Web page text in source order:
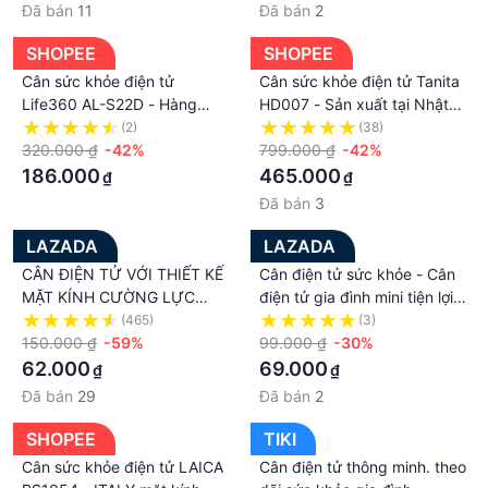
- Màu sắc sang trọng, kiểu dáng đẹp.
- Có 4 cảm biến ở bốn góc cân tăng độ chính xác
lên mức cao nhất.
- Trọng lượng hiển thị 0 - 180kg.
- Dung sai như sau: 1-50kg (+-0,3kg)
50-100 (+-0,4kg)
100-180 (+-0,5kg)
- Máy sẽ tự động tắt trong khoảng 6 giây khi
không sử dụng
- Máy sẽ hiện sẵn sàng cân khi chúng ta bước
chân lên.
- Màu sắc ngẫu nhiên
- Sử dụng 2 pin tiểu AA
- Hiển thị: Đồng hồ hiển thị số điện tử kèm thông
báo nhiệt độ phòng
- 2 chế độ: Poud và Kg (thay đổi bằng khe bấm bên
mặt dưới cân). Sẽ hiện thông báo LO khi pin yếu,
Đã bán 11
Đã bán 2
SHOPEE
Cân sức khỏe điện tử
Life360 AL-S22D - Hàng
Chính Hãng
(2)
320.000 ₫ -42%
186.000₫
SHOPEE
Cân sức khỏe điện tử Tanita
HD007 - Sản xuất tại Nhật
Bản
(38)
799.000 ₫ -42%
465.000₫
Đã bán 3
LAZADA
CÂN ĐIỆN TỬ VỚI THIẾT KẾ
MẶT KÍNH CƯỜNG LỰC
CAO CẤP TẶNG KÈM PIN -
CÂN SỨC KHỎE HÌNH THÚ
CHỊU LỰC LÊN ĐẾN 180KG -
CÂN ĐO NHIỆT ĐỘ
(465)
150.000 ₫ -59%
62.000₫
Đã bán 29
LAZADA
Cân điện tử sức khỏe - Cân
điện tử gia đình mini tiện lợi,
bền đẹp, độ chính xác cao
(3)
99.000 ₫ -30%
69.000₫
Đã bán 2
SHOPEE
Cân sức khỏe điện tử LAICA
TIKI
Cân điện tử thông minh. theo